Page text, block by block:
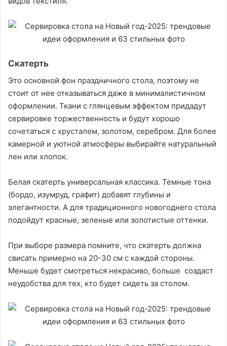
Скатерть
Это основной фон праздничного стола, поэтому не
стоит от нее отказываться даже в минималистичном
оформлении. Ткани с глянцевым эффектом придадут
сервировке торжественность и будут хорошо
сочетаться с хрусталем, золотом, серебром. Для более
камерной и уютной атмосферы выбирайте натуральный
лен или хлопок.
Белая скатерть универсальная классика. Темные тона
(бордо, изумруд, графит) добавят глубины и
элегантности. А для традиционного новогоднего стола
подойдут красные, зеленые или золотистые оттенки.
При выборе размера помните, что скатерть должна
свисать примерно на 20-30 см с каждой стороны.
Меньше будет смотреться некрасиво, больше создаст
неудобства для тех, кто будет сидеть за столом.